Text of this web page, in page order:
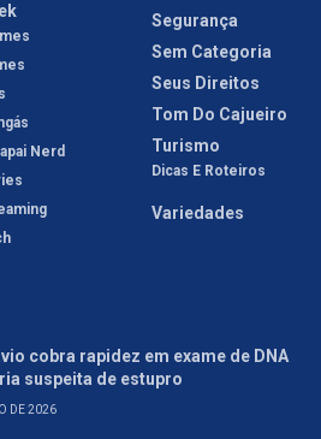
Nerd
Segurança
Sem Categoria
Seus Direitos
Tom Do Cajueiro
Turismo
Dicas E Roteiros
Variedades
cobra rapidez em exame de DNA
suspeita de estupro
DE 2026